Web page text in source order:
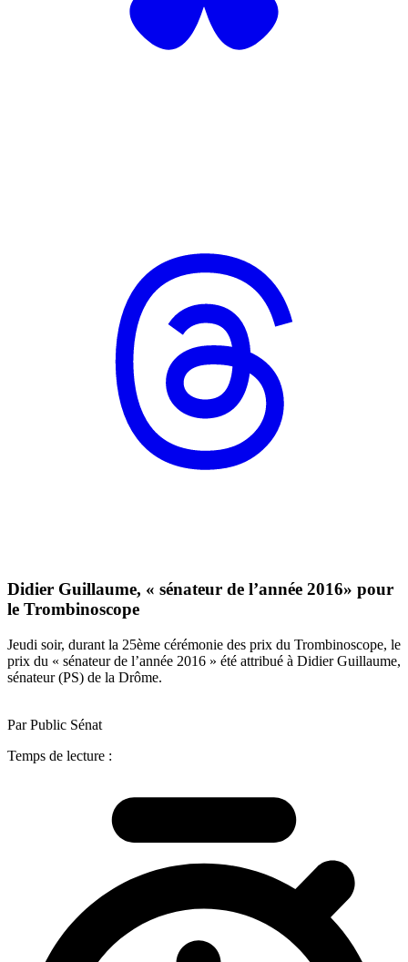
Didier Guillaume, « sénateur de l’année 2016» pour
le Trombinoscope
Jeudi soir, durant la 25ème cérémonie des prix du Trombinoscope, le
prix du « sénateur de l’année 2016 » été attribué à Didier Guillaume,
sénateur (PS) de la Drôme.
Par Public Sénat
Temps de lecture :